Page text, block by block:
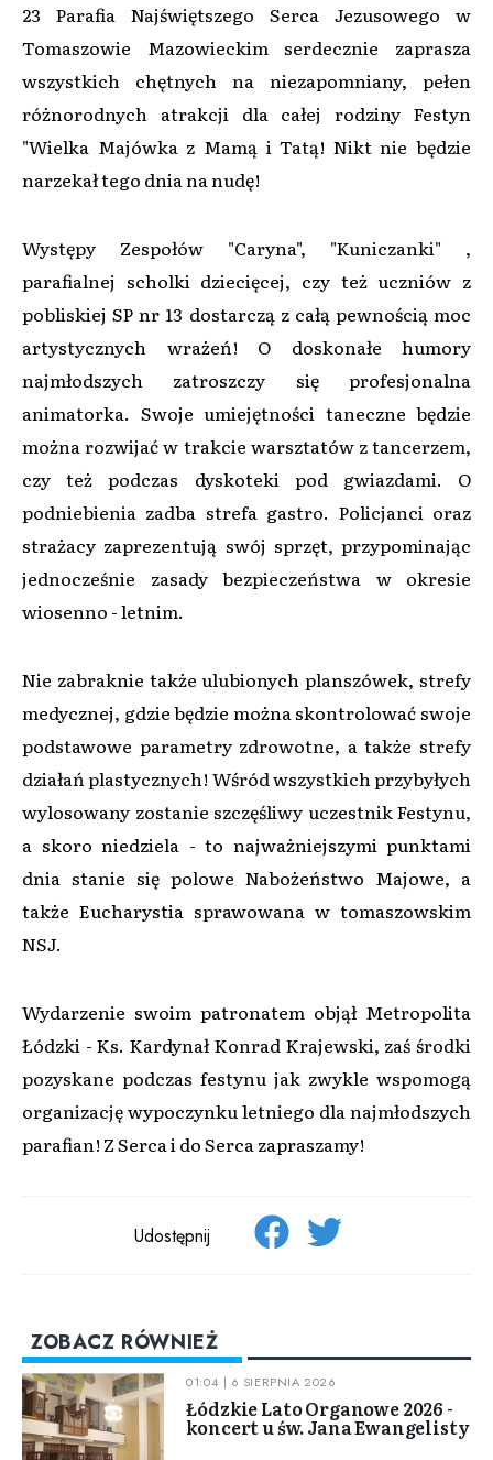
23 Parafia Najświętszego Serca Jezusowego w
Tomaszowie Mazowieckim serdecznie zaprasza
wszystkich chętnych na niezapomniany, pełen
różnorodnych atrakcji dla całej rodziny Festyn
"Wielka Majówka z Mamą i Tatą! Nikt nie będzie
narzekał tego dnia na nudę!
Występy Zespołów "Caryna", "Kuniczanki" ,
parafialnej scholki dziecięcej, czy też uczniów z
pobliskiej SP nr 13 dostarczą z całą pewnością moc
artystycznych wrażeń! O doskonałe humory
najmłodszych zatroszczy się profesjonalna
animatorka. Swoje umiejętności taneczne będzie
można rozwijać w trakcie warsztatów z tancerzem,
czy też podczas dyskoteki pod gwiazdami. O
podniebienia zadba strefa gastro. Policjanci oraz
strażacy zaprezentują swój sprzęt, przypominając
jednocześnie zasady bezpieczeństwa w okresie
wiosenno - letnim.
Nie zabraknie także ulubionych planszówek, strefy
medycznej, gdzie będzie można skontrolować swoje
podstawowe parametry zdrowotne, a także strefy
działań plastycznych! Wśród wszystkich przybyłych
wylosowany zostanie szczęśliwy uczestnik Festynu,
a skoro niedziela - to najważniejszymi punktami
dnia stanie się polowe Nabożeństwo Majowe, a
także Eucharystia sprawowana w tomaszowskim
NSJ.
Wydarzenie swoim patronatem objął Metropolita
Łódzki - Ks. Kardynał Konrad Krajewski, zaś środki
pozyskane podczas festynu jak zwykle wspomogą
organizację wypoczynku letniego dla najmłodszych
parafian! Z Serca i do Serca zapraszamy!
Udostępnij
ZOBACZ RÓWNIEŻ
01:04 | 6 SIERPNIA 2026
Łódzkie Lato Organowe 2026 -
koncert u św. Jana Ewangelisty